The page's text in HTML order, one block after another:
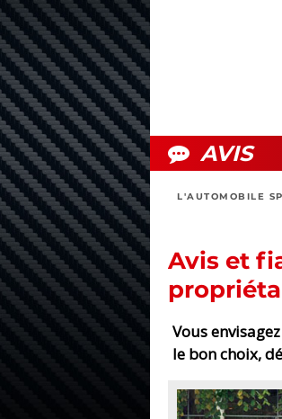
AVIS
L'AUTOMOBILE
Avis et
Vous
le bon choix,